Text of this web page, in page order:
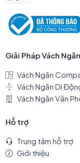
Giải Pháp Vách Ngăn
Vách Ngăn
Vách Ngăn Di
Vách Ngăn Văn
Hỗ trợ
Trung tâm hỗ trợ
Giới thiệu